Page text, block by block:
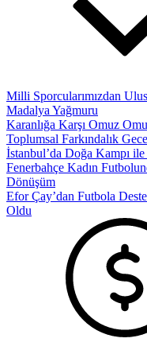
Milli Sporcularımızdan
Madalya Yağmuru
Karanlığa Karşı Omuz
Toplumsal Farkındalık
İstanbul’da Doğa Kampı
Fenerbahçe Kadın
Dönüşüm
Efor Çay’dan Futbola
Oldu